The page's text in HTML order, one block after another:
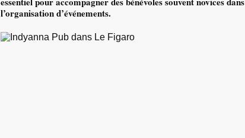
l’organisation d’événements.